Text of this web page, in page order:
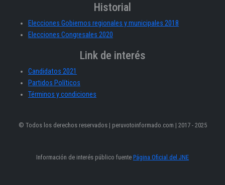
Historial
Elecciones Gobiernos regionales y municipales 2018
Elecciones Congresales 2020
Link de interés
Candidatos 2021
Partidos Políticos
Términos y condiciones
© Todos los derechos reservados | peruvotoinformado.com | 2017 - 2025
Información de interés público fuente Página Oficial del JNE